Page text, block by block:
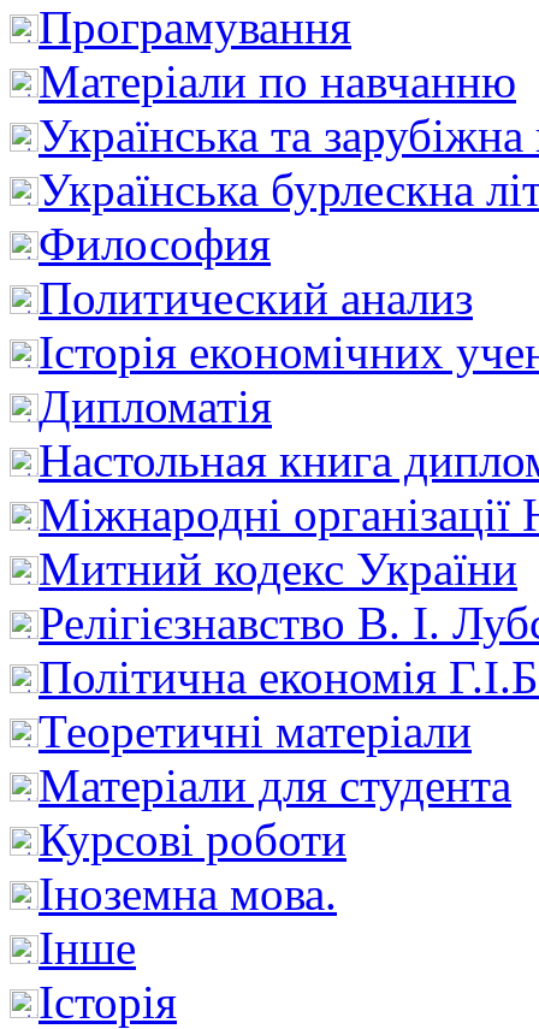
Програмування
Матеріали по навчанню
Українська та зарубіжна
Українська бурлескна
Философия
Политический анализ
Історія економічних
Дипломатія
Настольная книга
Міжнародні
Митний кодекс України
Релігієзнавство В. І.
Політична економія
Теоретичні матеріали
Матеріали для студента
Курсові роботи
Іноземна мова.
Інше
Історія